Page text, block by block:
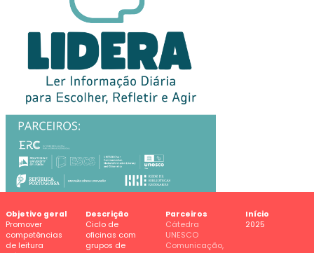
Objetivo geral
Promover
competências
de leitura
Descrição
Ciclo de
oficinas com
grupos de
Parceiros
Cátedra
UNESCO
Comunicação,
Início
2025